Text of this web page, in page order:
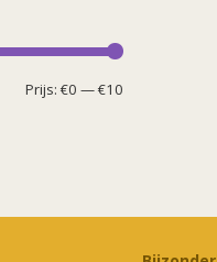
Prijs: €0 —€10